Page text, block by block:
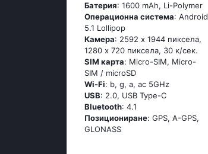
Батерия: 1600 mAh, Li-Polymer
Операционна система: Аndrоid
5.1 Lоlliрор
Камера: 2592 x 1944 пиксела,
1280 x 720 пиксела, 30 к/сек.
SIM карта: Micro-SIM, Micro-
SIM / microSD
Wi-Fi: b, g, а, ас 5GНz
USB: 2.0, USB Type-C
Bluetooth: 4.1
Позициониране: GРS, А-GРS,
GLОΝАSS